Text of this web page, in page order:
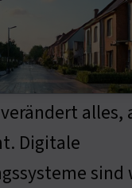
alles,
Digitale
sind